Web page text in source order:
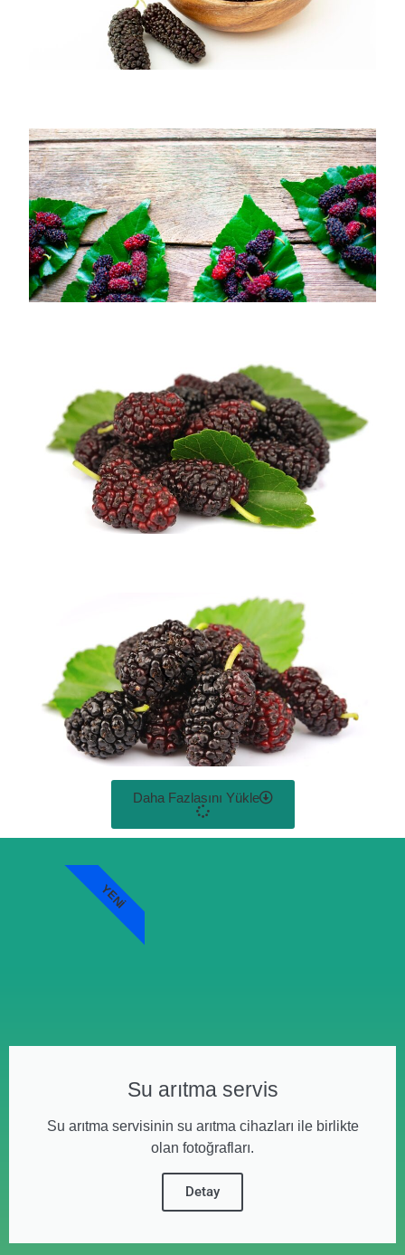
Daha Fazlasını Yükle
Su arıtma servis
Su arıtma servisinin su arıtma cihazları ile birlikte
olan fotoğrafları.
Detay
YENI